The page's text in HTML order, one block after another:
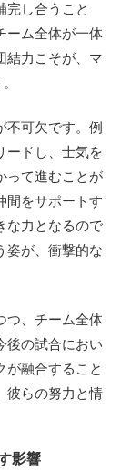
完し合うこと
ーム全体が一体
結力こそが、マ
不可欠です。例
ードし、士気を
って進むことが
間をサポートす
な力となるので
姿が、衝撃的な
つ、チーム全体
後の試合におい
が融合すること
彼らの努力と情
影響